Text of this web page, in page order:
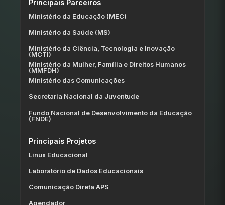
Principais Parceiros
Ministério da Educação (MEC)
Ministério da Saúde (MS)
Ministério da Ciência, Tecnologia e Inovação
(MCTI)
Ministério da Mulher, Família e Direitos Humanos
(MMFDH)
Ministério das Comunicações
Secretaria Nacional da Juventude
Fundo Nacional de Desenvolvimento da Educação
(FNDE)
Principais Projetos
Linux Educacional
Laboratório de Dados Educacionais
Comunicação Direta APS
Agendador